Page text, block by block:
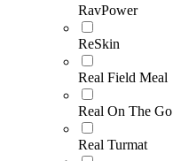
RavPower
ReSkin
Real Field Meal
Real On The Go
Real Turmat